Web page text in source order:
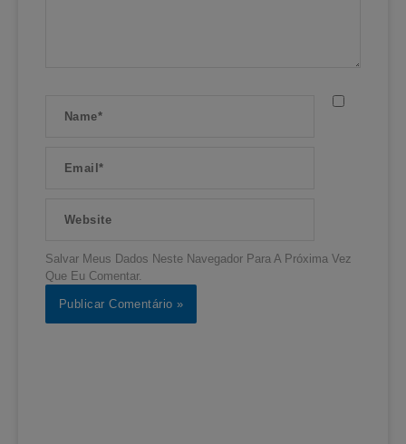
Salvar Meus Dados Neste Navegador Para A Próxima Vez
Que Eu Comentar.